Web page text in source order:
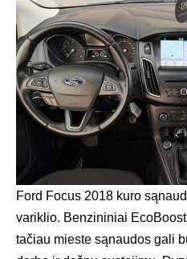
Ford Focus 2018 kuro
variklio. Benzininiai
tačiau mieste sąnaudos gali